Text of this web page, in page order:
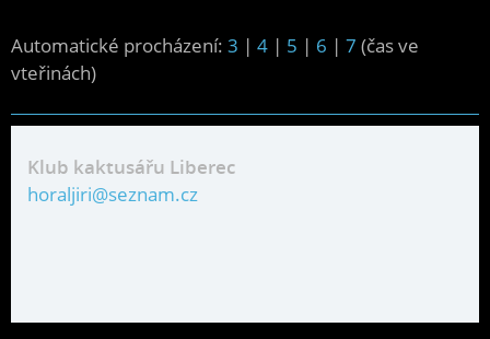
Automatické procházení: 3 | 4 | 5 | 6 | 7 (čas ve
vteřinách)
Klub kaktusářu Liberec
horaljiri@seznam.cz